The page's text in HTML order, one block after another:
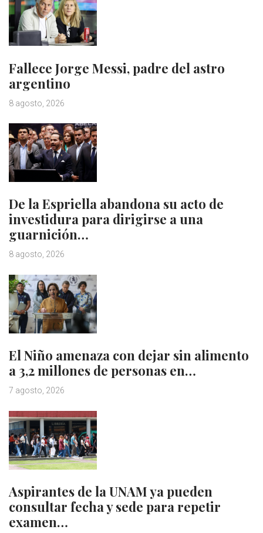
Fallece Jorge Messi, padre del astro
argentino
8 agosto, 2026
De la Espriella abandona su acto de
investidura para dirigirse a una
guarnición…
8 agosto, 2026
El Niño amenaza con dejar sin alimento
a 3,2 millones de personas en…
7 agosto, 2026
Aspirantes de la UNAM ya pueden
consultar fecha y sede para repetir
examen…